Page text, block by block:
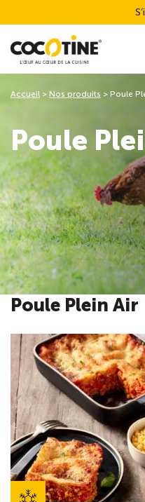
Poule
Accueil > Nos produits > Poule
Poule Plein Air